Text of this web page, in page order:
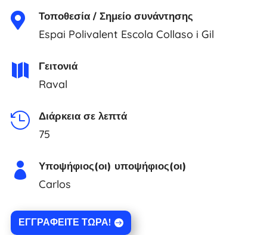

Τοποθεσία / Σημείο συνάντησης
Espai Polivalent Escola Collaso i Gil

Γειτονιά
Raval

Διάρκεια σε λεπτά
75

Υποψήφιος(οι) υποψήφιος(οι)
Carlos
ΕΓΓΡΑΦΕΊΤΕ ΤΏΡΑ!